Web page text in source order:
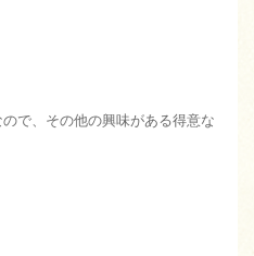
で、その他の興味がある得意な